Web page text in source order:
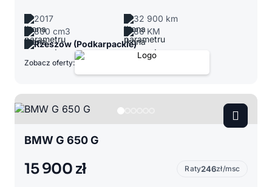
2017
32 900 km
800 cm3
86 KM
Rzeszów (Podkarpackie)
Zobacz oferty:
BMW G 650 G
15 900 zł Raty246zł/msc